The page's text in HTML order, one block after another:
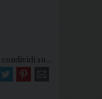
condividi su...